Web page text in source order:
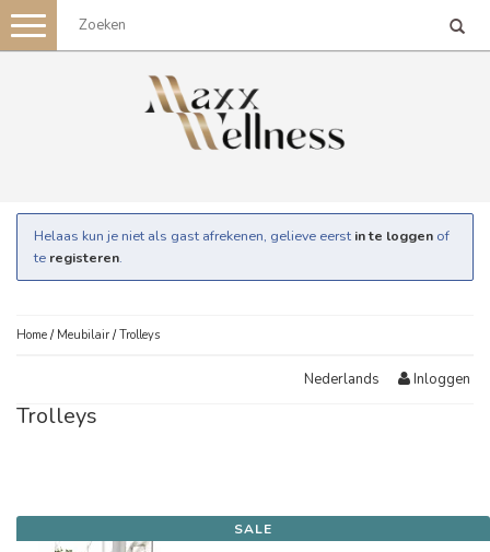
Toggle
navigation
Helaas kun je niet als gast afrekenen, gelieve eerst in te loggen of
te registeren.
Home / Meubilair /Trolleys
Nederlands Inloggen
Trolleys
SALE